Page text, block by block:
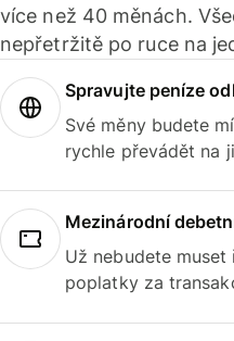
více než 40 měnách.
nepřetržitě po ruce na
Spravujte peníze
Své měny budete
rychle převádět na
Mezinárodní
Už nebudete
poplatky za